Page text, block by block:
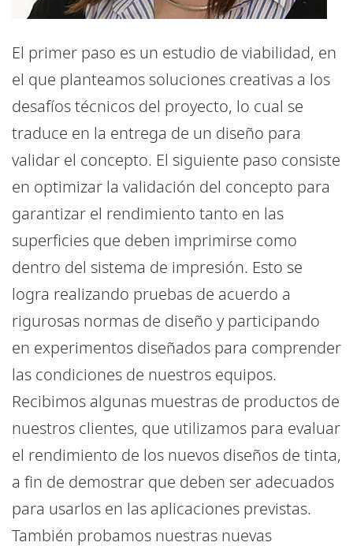
El primer paso es un estudio de viabilidad, en
el que planteamos soluciones creativas a los
desafíos técnicos del proyecto, lo cual se
traduce en la entrega de un diseño para
validar el concepto. El siguiente paso consiste
en optimizar la validación del concepto para
garantizar el rendimiento tanto en las
superficies que deben imprimirse como
dentro del sistema de impresión. Esto se
logra realizando pruebas de acuerdo a
rigurosas normas de diseño y participando
en experimentos diseñados para comprender
las condiciones de nuestros equipos.
Recibimos algunas muestras de productos de
nuestros clientes, que utilizamos para evaluar
el rendimiento de los nuevos diseños de tinta,
a fin de demostrar que deben ser adecuados
para usarlos en las aplicaciones previstas.
También probamos nuestras nuevas